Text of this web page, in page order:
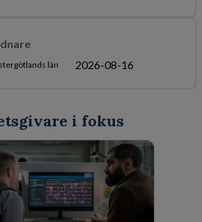
län 2026-08-16
i fokus